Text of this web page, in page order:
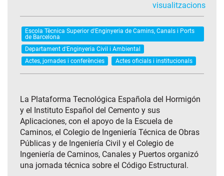
visualitzacions
Escola Tècnica Superior d'Enginyeria de Camins, Canals i Ports
de Barcelona
Departament d'Enginyeria Civil i Ambiental
Actes, jornades i conferències
Actes oficials i institucionals
La Plataforma Tecnológica Española del Hormigón
y el Instituto Español del Cemento y sus
Aplicaciones, con el apoyo de la Escuela de
Caminos, el Colegio de Ingeniería Técnica de Obras
Públicas y de Ingeniería Civil y el Colegio de
Ingeniería de Caminos, Canales y Puertos organizó
una jornada técnica sobre el Código Estructural.